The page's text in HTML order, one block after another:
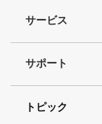
サービス
サポート
トピック